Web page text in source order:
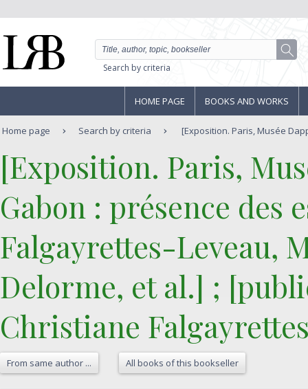
Search by criteria
HOME PAGE BOOKS AND WORKS
Home page Search by criteria [Exposition. Paris, Musée
‎[Exposition. Paris,
‎Gabon : présence des
Falgayrettes-Leveau,
Delorme, et al.] ;
Christiane
From same author ... All books of this bookseller